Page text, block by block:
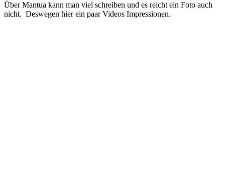
Über Mantua kann man viel schreiben und es reicht ein Foto auch
nicht. Deswegen hier ein paar Videos Impressionen.